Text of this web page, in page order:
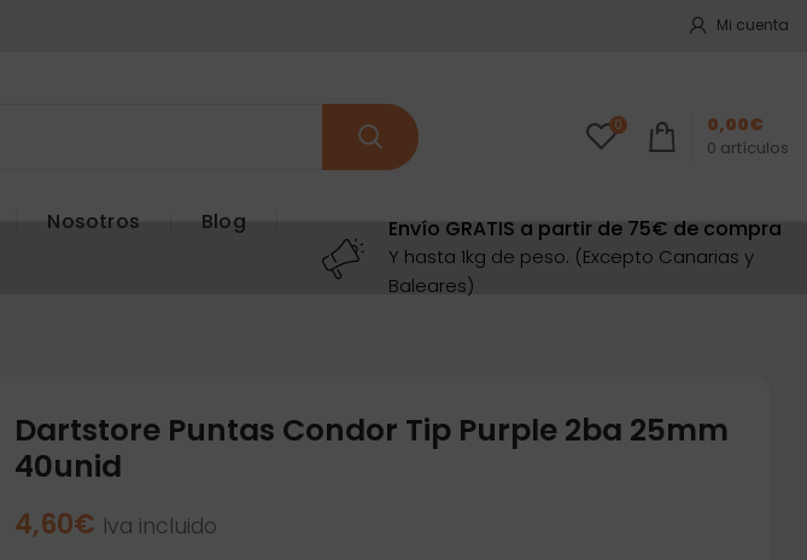
Mi cuenta
0
0 artículos
0,00€
Nosotros Blog Envío GRATIS a partir de 75€ de compra
Y hasta 1kg de peso. (Excepto Canarias y
Baleares)
Dartstore Puntas Condor Tip Purple 2ba 25mm
40unid
4,60€ Iva incluido